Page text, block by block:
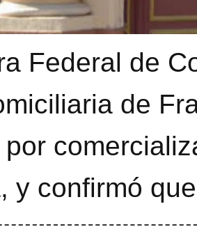
Federal de
de
y confirmó